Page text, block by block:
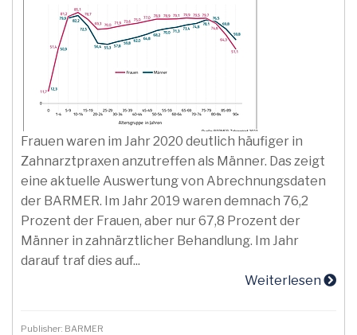
Frauen waren im Jahr 2020 deutlich häufiger in
Zahnarztpraxen anzutreffen als Männer. Das zeigt
eine aktuelle Auswertung von Abrechnungsdaten
der BARMER. Im Jahr 2019 waren demnach 76,2
Prozent der Frauen, aber nur 67,8 Prozent der
Männer in zahnärztlicher Behandlung. Im Jahr
darauf traf dies auf...
Weiterlesen
Publisher: BARMER